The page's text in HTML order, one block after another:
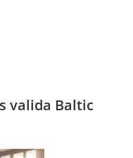
valida Baltic